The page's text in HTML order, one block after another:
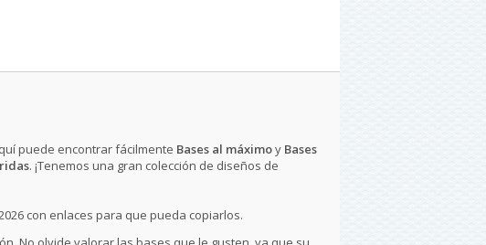
puede encontrar fácilmente Bases al máximoy Bases
. ¡Tenemos una gran colección de diseños de
con enlaces para que pueda copiarlos.